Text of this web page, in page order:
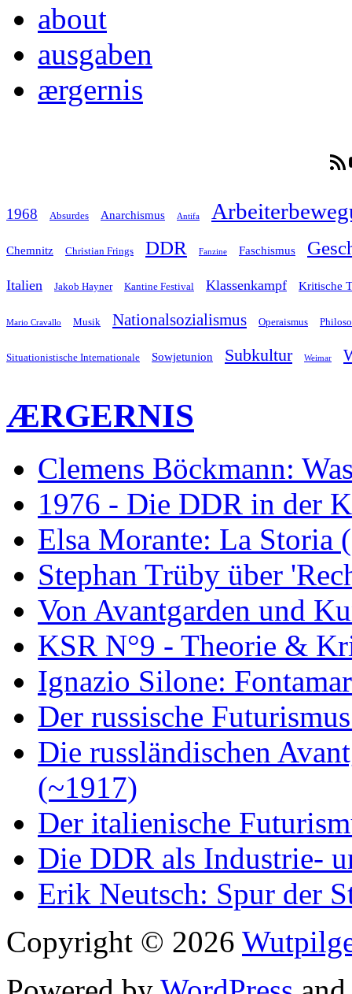
about
ausgaben
ærgernis
RSS-
1968 Absurdes Anarchismus Antifa
Chemnitz Christian Frings DDR Fanzine Faschismus
Italien Jakob Hayner Kantine Festival Klassenkampf Kritische
Mario Cravallo Musik Nationalsozialismus Operaismus
Situationistische Internationale Sowjetunion Subkultur Weimar
ÆRGERNIS
Clemens Böckmann:
1976 - Die DDR in der
Elsa Morante: La Storia
Stephan Trüby über
Von Avantgarden und
KSR N°9 - Theorie &
Ignazio Silone:
Der russische
Die russländischen
(~1917)
Der italienische
Die DDR als Industrie-
Erik Neutsch: Spur der
Copyright © 2026